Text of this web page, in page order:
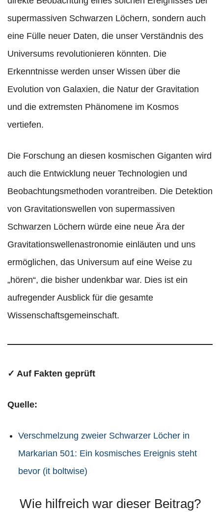
supermassiven Schwarzen Löchern, sondern auch
eine Fülle neuer Daten, die unser Verständnis des
Universums revolutionieren könnten. Die
Erkenntnisse werden unser Wissen über die
Evolution von Galaxien, die Natur der Gravitation
und die extremsten Phänomene im Kosmos
vertiefen.
Die Forschung an diesen kosmischen Giganten wird
auch die Entwicklung neuer Technologien und
Beobachtungsmethoden vorantreiben. Die Detektion
von Gravitationswellen von supermassiven
Schwarzen Löchern würde eine neue Ära der
Gravitationswellenastronomie einläuten und uns
ermöglichen, das Universum auf eine Weise zu
„hören“, die bisher undenkbar war. Dies ist ein
aufregender Ausblick für die gesamte
Wissenschaftsgemeinschaft.
✓ Auf Fakten geprüft
Quelle:
Verschmelzung zweier Schwarzer Löcher in
Markarian 501: Ein kosmisches Ereignis steht
bevor (it boltwise)
Wie hilfreich war dieser Beitrag?